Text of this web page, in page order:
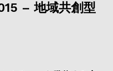
– 地域共創型